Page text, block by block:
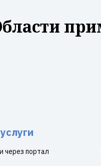
через портал